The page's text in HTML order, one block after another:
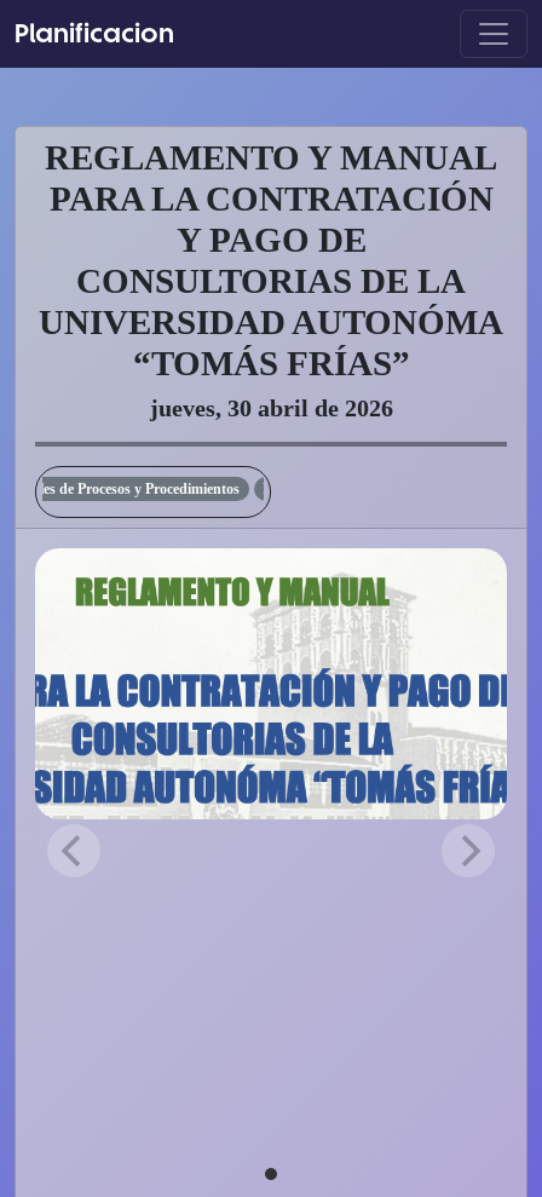
Planificacion
REGLAMENTO Y MANUAL
PARA LA CONTRATACIÓN
Y PAGO DE
CONSULTORIAS DE LA
UNIVERSIDAD AUTONÓMA
“TOMÁS FRÍAS”
jueves, 30 abril de 2026
de Procesos y Procedimientos Reglamentos Internos